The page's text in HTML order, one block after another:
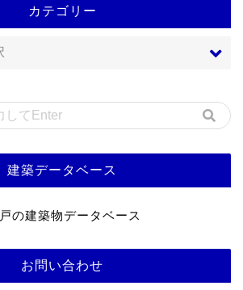
カテゴリー
建築データベース
の建築物データベース
お問い合わせ